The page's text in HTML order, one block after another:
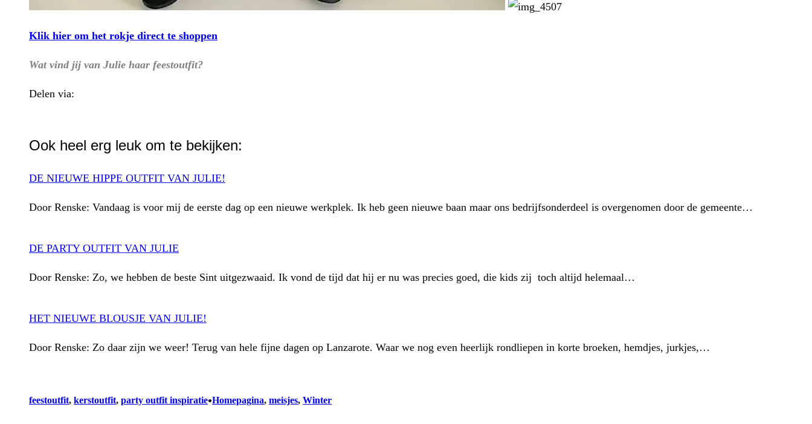
Klik hier om het rokje direct te shoppen
Wat vind jij van Julie haar feestoutfit?
Delen via:
Ook heel erg leuk om te bekijken:
DE NIEUWE HIPPE OUTFIT VAN JULIE!
Door Renske: Vandaag is voor mij de eerste dag op een nieuwe werkplek. Ik heb geen nieuwe baan maar ons bedrijfsonderdeel is overgenomen door de gemeente…
DE PARTY OUTFIT VAN JULIE
Door Renske: Zo, we hebben de beste Sint uitgezwaaid. Ik vond de tijd dat hij er nu was precies goed, die kids zij toch altijd helemaal…
HET NIEUWE BLOUSJE VAN JULIE!
Door Renske: Zo daar zijn we weer! Terug van hele fijne dagen op Lanzarote. Waar we nog even heerlijk rondliepen in korte broeken, hemdjes, jurkjes,…
feestoutfit, kerstoutfit, party outfit inspiratie•Homepagina, meisjes, Winter